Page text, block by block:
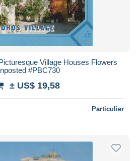
Village Houses Flowers
#PBC730
± US$ 19,58
Particulier